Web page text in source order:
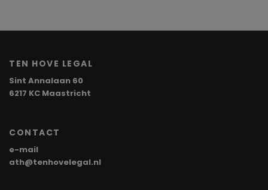
TEN HOVE LEGAL
Sint Annalaan 60
6217 KC Maastricht
CONTACT
e-mail
ath@tenhovelegal.nl